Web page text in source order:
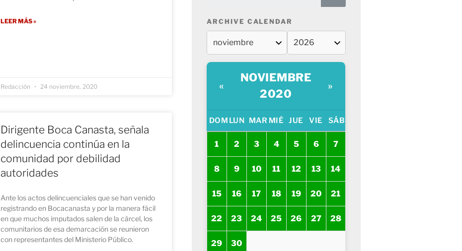
LEER MÁS »
Redacción 24 noviembre, 2020
Dirigente Boca Canasta, señala
delincuencia continúa en la
comunidad por debilidad
autoridades
Ante los actos delincuenciales que se han venido
registrando en Bocacanasta y por la manera fácil
en que muchos imputados salen de la cárcel, los
comunitarios de esa demarcación se reunieron
con representantes del Ministerio Público.
ARCHIVE CALENDAR
«
NOVIEMBRE
2020
»
DOM LUN MAR MIÉ JUE VIE SÁB
1 2 3 4 5 6 7
8 9 10 11 12 13 14
15 16 17 18 19 20 21
22 23 24 25 26 27 28
29 30